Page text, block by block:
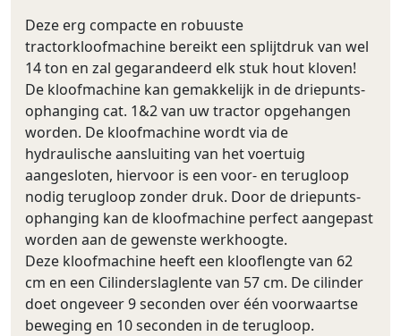
Deze erg compacte en robuuste
tractorkloofmachine bereikt een splijtdruk van wel
14 ton en zal gegarandeerd elk stuk hout kloven!
De kloofmachine kan gemakkelijk in de driepunts-
ophanging cat. 1&2 van uw tractor opgehangen
worden. De kloofmachine wordt via de
hydraulische aansluiting van het voertuig
aangesloten, hiervoor is een voor- en terugloop
nodig terugloop zonder druk. Door de driepunts-
ophanging kan de kloofmachine perfect aangepast
worden aan de gewenste werkhoogte.
Deze kloofmachine heeft een klooflengte van 62
cm en een Cilinderslaglente van 57 cm. De cilinder
doet ongeveer 9 seconden over één voorwaartse
beweging en 10 seconden in de terugloop.